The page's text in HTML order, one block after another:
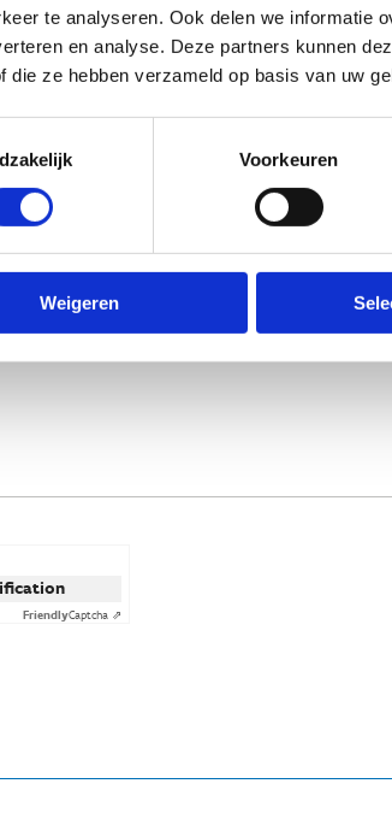
te analyseren. Ook delen we informatie
en analyse. Deze partners kunnen
die ze hebben verzameld op basis van uw
Voorkeuren
Weigeren
jouw vraag behoort
FriendlyCaptcha ⇗